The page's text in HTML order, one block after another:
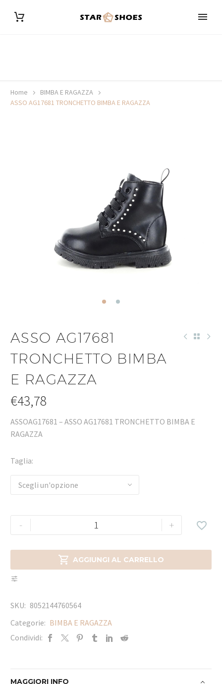
Home
BIMBA E RAGAZZA
ASSO AG17681 TRONCHETTO BIMBA E RAGAZZA
ASSO AG17681
TRONCHETTO BIMBA
E RAGAZZA
€43,78
ASSOAG17681 – ASSO AG17681 TRONCHETTO BIMBA E
RAGAZZA
Taglia
Scegli un'opzione
- +
 AGGIUNGI AL CARRELLO

SKU: 8052144760564
Categorie: BIMBA E RAGAZZA
Condividi:
MAGGIORI INFO